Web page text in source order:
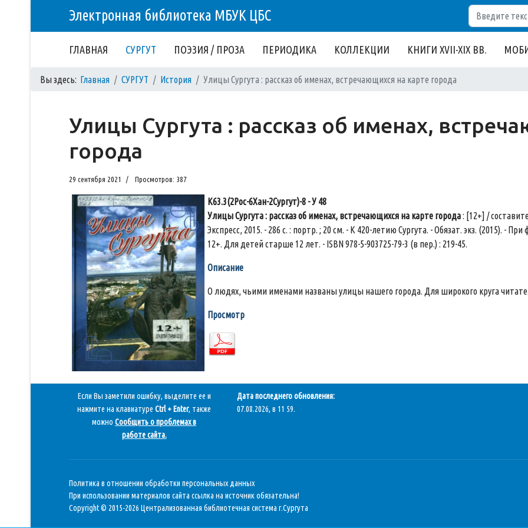
Электронная библиотека МБУК ЦБС
ГЛАВНАЯ СУРГУТ ПОЭЗИЯ / ПРОЗА ПЕРИОДИКА КОЛЛЕКЦИИ КНИГИ XVII-XIX ВВ.
Вы здесь: Главная СУРГУТ История Улицы Сургута : рассказ об именах, встречающихся на карте города
Улицы Сургута : рассказ об именах,
города
29 сентября 2021 Просмотров: 387
К63.3(2Рос-6Хан-2Сургут)-8 - У 48
Улицы Сургута : рассказ об именах, встречающихся на карте города: [12+] /
Экспресс, 2015. - 286 с. : портр. ; 20 см. - К 420-летию Сургута. - Обязат. экз. (2015). -
12+. Для детей старше 12 лет. - ISBN 978-5-903725-79-3 (в пер.) : 219-45.
Описание
О людях, чьими именами названы улицы нашего города. Для широкого круга
Просмотр
Если Вы заметили ошибку, выделите ее и
нажмите на клавиатуре Ctrl + Enter, также
можно Сообщить о проблемах в
работе сайта.
Дата последнего обновления:
07.08.2026, в 11 59.
Политика в отношении обработки персональных данных
При использовании материалов сайта ссылка на источник обязательна!
Copyright © 2015-2026 Централизованная библиотечная система г.Сургута